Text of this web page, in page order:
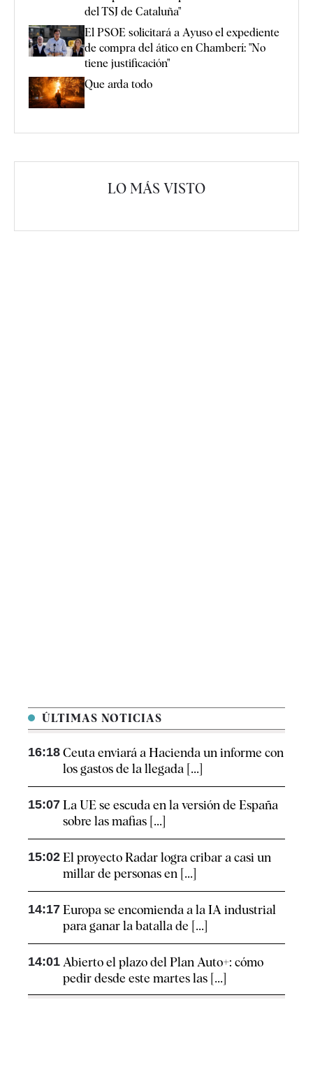
del TSJ de Cataluña"
El PSOE solicitará a Ayuso el expediente
de compra del ático en Chamberí: "No
tiene justificación"
Que arda todo
LO MÁS VISTO
ÚLTIMAS NOTICIAS
16:18 Ceuta enviará a Hacienda un informe con
los gastos de la llegada [...]
15:07 La UE se escuda en la versión de España
sobre las mafias [...]
15:02 El proyecto Radar logra cribar a casi un
millar de personas en [...]
14:17 Europa se encomienda a la IA industrial
para ganar la batalla de [...]
14:01 Abierto el plazo del Plan Auto+: cómo
pedir desde este martes las [...]